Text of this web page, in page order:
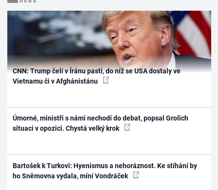
CNN: Trump čelí v Íránu pasti, do níž se USA dostaly ve
Vietnamu či v Afghánistánu
Úmorné, ministři s námi nechodí do debat, popsal Grolich
situaci v opozici. Chystá velký krok
Bartošek k Turkovi: Hyenismus a nehoráznost. Ke stíhání by
ho Sněmovna vydala, míní Vondráček